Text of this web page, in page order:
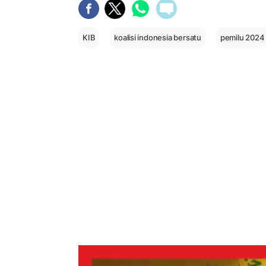
KIB koalisi indonesia bersatu pemilu 2024